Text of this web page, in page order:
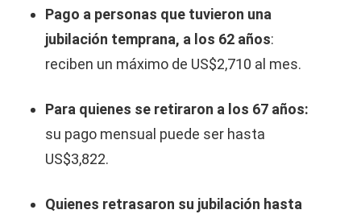
Pago a personas que tuvieron una
jubilación temprana, a los 62 años:
reciben un máximo de US$2,710 al mes.
Para quienes se retiraron a los 67 años:
su pago mensual puede ser hasta
US$3,822.
Quienes retrasaron su jubilación hasta